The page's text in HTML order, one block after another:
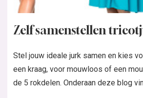
Zelf samenstellen
Stel jouw ideale jurk samen en kies
een kraag, voor mouwloos of een
de 5 rokdelen. Onderaan deze blog